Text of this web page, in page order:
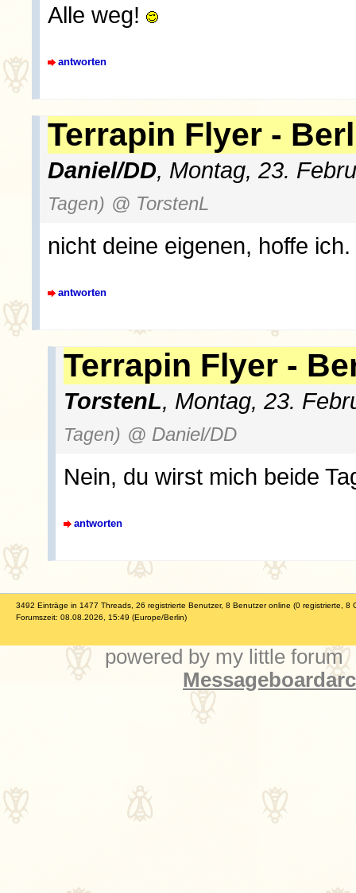
Alle weg!
antworten
Terrapin Flyer -
Daniel/DD, Montag, 23.
Tagen) @ TorstenL
nicht deine eigenen, hoffe ich.
antworten
Terrapin Flyer -
TorstenL, Montag, 23.
Tagen) @ Daniel/DD
Nein, du wirst mich beide
antworten
3492 Einträge in 1477 Threads, 26 registrierte Benutzer, 8 Benutzer online (0 registrierte, 8
Forumszeit: 08.08.2026, 15:49 (Europe/Berlin)
powered by my little forum